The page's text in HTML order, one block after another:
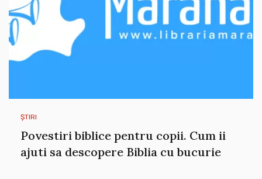
ȘTIRI
Povestiri biblice pentru copii. Cum ii
ajuti sa descopere Biblia cu bucurie